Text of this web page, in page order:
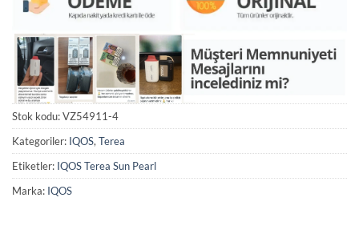
Stok kodu:VZ54911-4
Kategoriler: IQOS, Terea
Etiketler: IQOS Terea Sun Pearl
Marka: IQOS